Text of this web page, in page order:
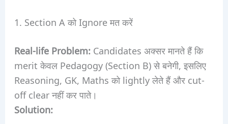
1. Section A को Ignore मत करें
Real-life Problem:Candidates अक्सर मानते हैं कि
merit केवल Pedagogy (Section B) से बनेगी, इसलिए
Reasoning, GK, Maths को lightly लेते हैं और cut-
off clear नहीं कर पाते।
Solution: